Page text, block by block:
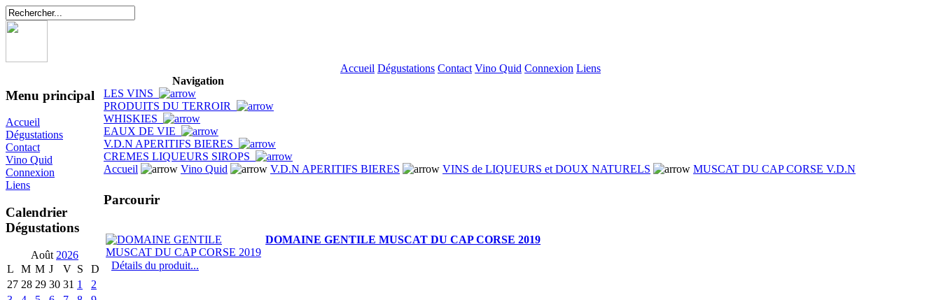
Accueil Dégustations Contact Vino Quid Connexion Liens
Menu principal
Accueil
Dégustations
Contact
Vino Quid
Connexion
Liens
Calendrier
Dégustations
Août 2026
L
M M J V S
D
27 28 29 30 31 1
2
Navigation
LES VINS
PRODUITS DU TERROIR
WHISKIES
EAUX DE VIE
V.D.N APERITIFS BIERES
CREMES LIQUEURS SIROPS
Accueil
Vino Quid V.D.N APERITIFS BIERES VINS de LIQUEURS et DOUX NATURELS MUSCAT DU CAP CORSE V.D.N
Parcourir
DOMAINE GENTILE MUSCAT DU CAP CORSE 2019
Détails du produit...